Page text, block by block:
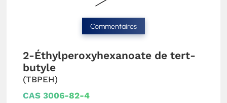
Commentaires
2-Éthylperoxyhexanoate de tert-
butyle
(TBPEH)
CAS 3006-82-4